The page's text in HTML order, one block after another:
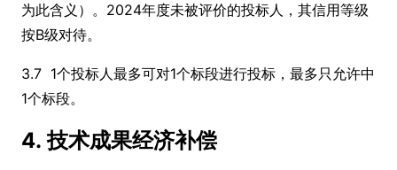
为此含义）。2024年度未被评价的投标人，其信用等级
按B级对待。
3.7 1个投标人最多可对1个标段进行投标，最多只允许中
1个标段。
4. 技术成果经济补偿